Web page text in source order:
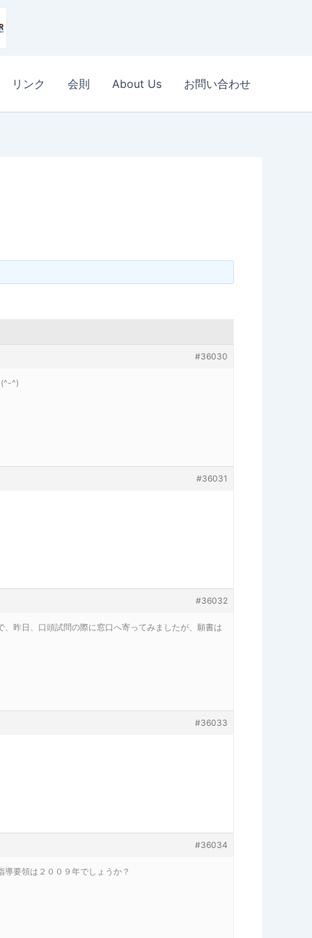
リンク 会則 About Us お問い合わせ
#36030
^)
#36031
#36032
昨日、口頭試問の際に窓口へ寄ってみましたが、願書は
#36033
#36034
要領は２００９年でしょうか？